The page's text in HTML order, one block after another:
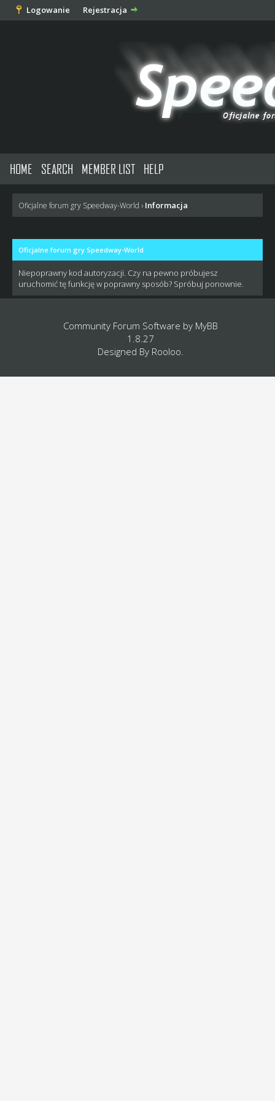
Logowanie Rejestracja
HOME SEARCH MEMBER LIST HELP
Oficjalne forum gry Speedway-World › Informacja
Oficjalne forum gry Speedway-World
Niepoprawny kod autoryzacji. Czy na pewno próbujesz
uruchomić tę funkcję w poprawny sposób? Spróbuj ponownie.
Community Forum Software by MyBB
1.8.27
Designed By Rooloo.